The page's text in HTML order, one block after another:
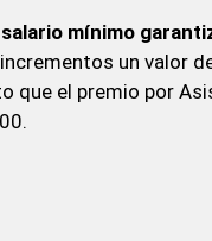
salario mínimo
un valor
que el premio por